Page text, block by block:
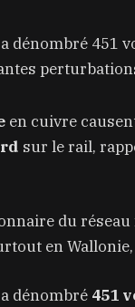
dénombré 451
en cuivre
sur le rail,
du
en
dénombré 451